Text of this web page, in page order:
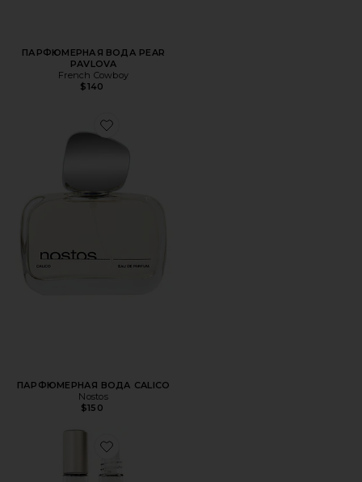
ПАРФЮМЕРНАЯ ВОДА PEAR
PAVLOVA
French Cowboy
$140
Favorite ПАРФЮМЕРНАЯ ВОДА CALICO
ПАРФЮМЕРНАЯ ВОДА CALICO
Nostos
$150
Favorite АРОМАТИЧЕСКОЕ МАСЛО PHASES